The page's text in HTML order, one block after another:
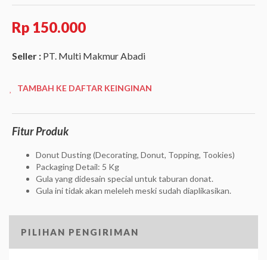
Rp 150.000
Seller : PT. Multi Makmur Abadi
TAMBAH KE DAFTAR KEINGINAN
Fitur Produk
Donut Dusting (Decorating, Donut, Topping, Tookies)
Packaging Detail: 5 Kg
Gula yang didesain special untuk taburan donat.
Gula ini tidak akan meleleh meski sudah diaplikasikan.
PILIHAN PENGIRIMAN